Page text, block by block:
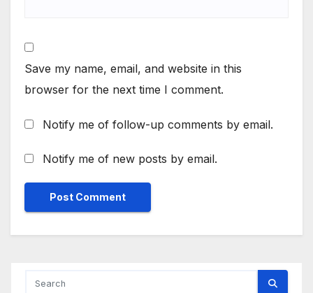
Save my name, email, and website in this
browser for the next time I comment.
Notify me of follow-up comments by email.
Notify me of new posts by email.